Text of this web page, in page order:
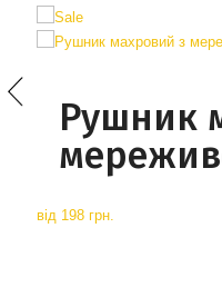
Рушник
від 198 грн.